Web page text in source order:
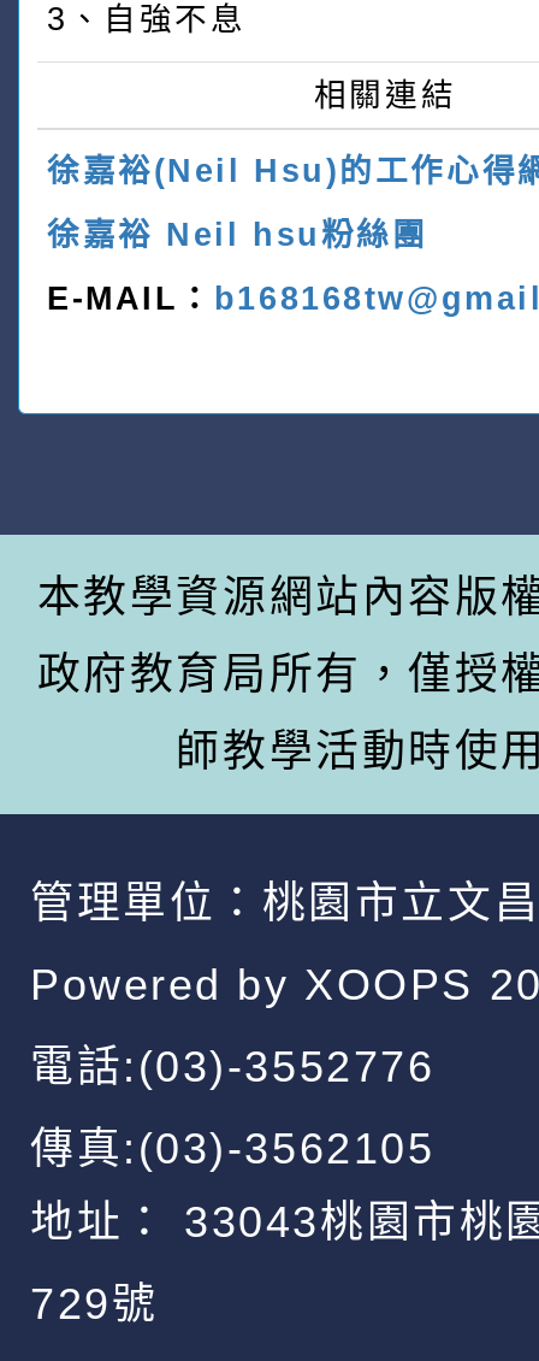
3、自強不息
相關連結
徐嘉裕(Neil Hsu)的工作心得
徐嘉裕 Neil hsu粉絲團
E-MAIL：
本教學資源網站內容版
政府教育局所有，僅授
師教學活動時使
管理單位： 桃園市立文
Powered by XOOPS
電話:(03)-3552776
傳真:(03)-3562105
地址：
33043桃園市桃
729號